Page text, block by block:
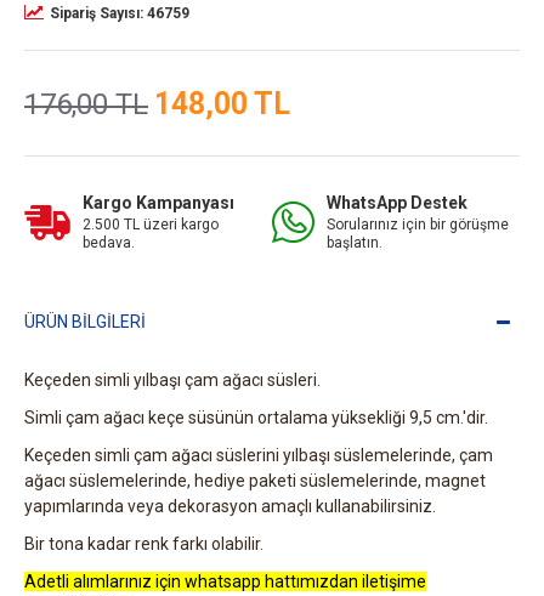
148,00 TL
176,00 TL
Sipariş Sayısı: 46759
Kargo Kampanyası
2.500 TL üzeri kargo
bedava.
WhatsApp Destek
Sorularınız için bir görüşme
başlatın.
ÜRÜN BILGILERI
Keçeden simli yılbaşı çam ağacı süsleri.
Simli çam ağacı keçe süsünün ortalama yüksekliği 9,5 cm.'dir.
Keçeden simli çam ağacı süslerini yılbaşı süslemelerinde, çam
ağacı süslemelerinde, hediye paketi süslemelerinde, magnet
yapımlarında veya dekorasyon amaçlı kullanabilirsiniz.
Bir tona kadar renk farkı olabilir.
Adetli alımlarınız için whatsapp hattımızdan iletişime